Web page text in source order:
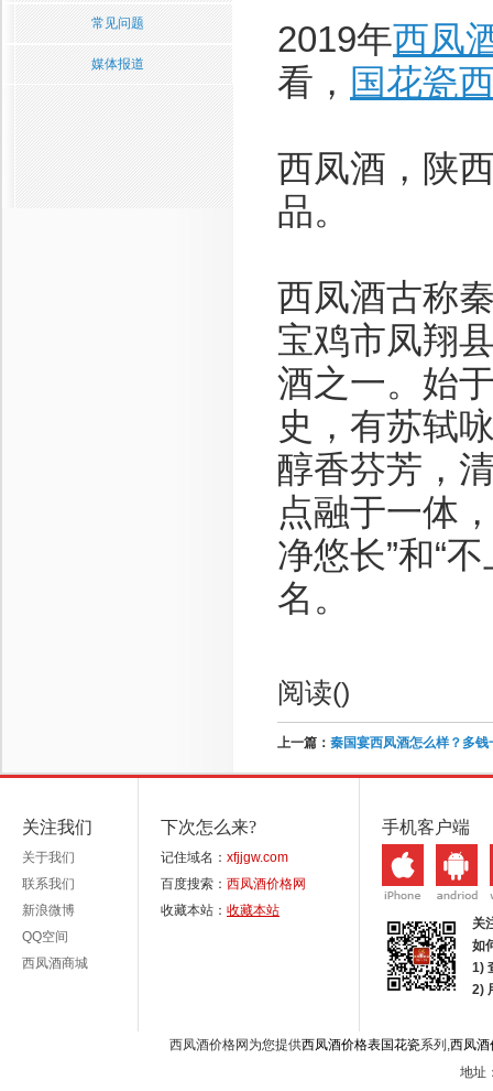
常见问题
媒体报道
2019年西凤
看， 国花瓷
西凤酒，陕
品。
西凤酒古称
宝鸡市凤翔
酒之一。始
史，有苏轼
醇香芬芳，
点融于一体
净悠长”和“
名。
阅读()
上一篇： 秦国宴西凤酒怎么样？多钱
关注我们
关于我们
联系我们
新浪微博
QQ空间
西凤酒商城
下次怎么来?
记住域名： xfjjgw.com
百度搜索： 西凤酒价格网
收藏本站： 收藏本站
手机客户端
关
如
1)
2)
西凤酒价格网为您提供西凤酒价格表国花瓷系列,西凤酒
地址